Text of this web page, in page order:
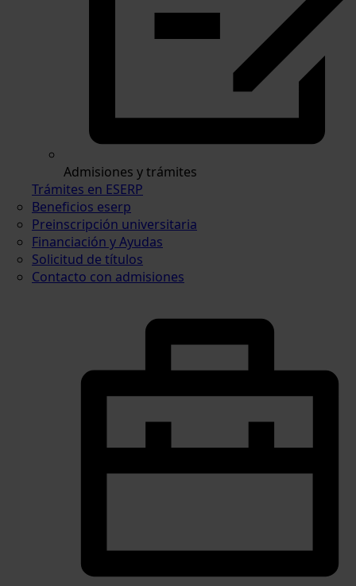
Admisiones y trámites
Trámites en ESERP
Beneficios eserp
Preinscripción universitaria
Financiación y Ayudas
Solicitud de títulos
Contacto con admisiones